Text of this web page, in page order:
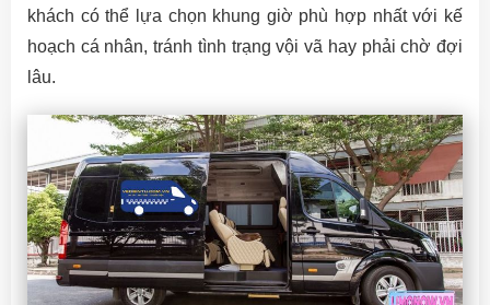
khách có thể lựa chọn khung giờ phù hợp nhất với kế
hoạch cá nhân, tránh tình trạng vội vã hay phải chờ đợi
lâu.